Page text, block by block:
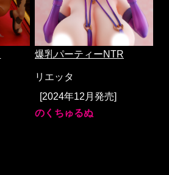
爆乳パーティーNTR
リエッタ
[2024年12月発売]
のくちゅるぬ